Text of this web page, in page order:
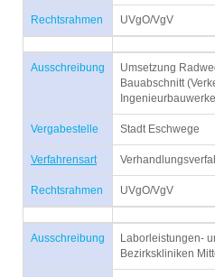
Rechtsrahmen UVgO/VgV
Ausschreibung
Umsetzung
Bauabschnitt
Vergabestelle Stadt Eschwege
Verfahrensart
Rechtsrahmen UVgO/VgV
Ausschreibung
Laborleistungen-
Bezirkskliniken